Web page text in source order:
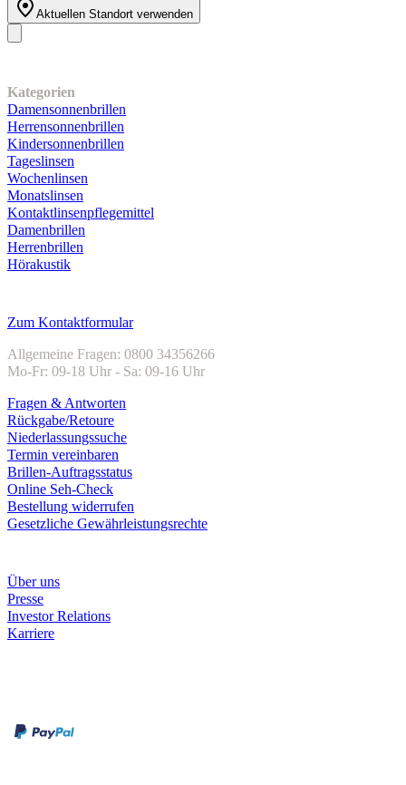
Aktuellen Standort verwenden
Kategorien
Damensonnenbrillen
Herrensonnenbrillen
Kindersonnenbrillen
Tageslinsen
Wochenlinsen
Monatslinsen
Kontaktlinsenpflegemittel
Damenbrillen
Herrenbrillen
Hörakustik
Zum Kontaktformular
Allgemeine Fragen: 0800 34356266
Mo-Fr: 09-18 Uhr - Sa: 09-16 Uhr
Fragen & Antworten
Rückgabe/Retoure
Niederlassungssuche
Termin vereinbaren
Brillen-Auftragsstatus
Online Seh-Check
Bestellung widerrufen
Gesetzliche Gewährleistungsrechte
Über uns
Presse
Investor Relations
Karriere